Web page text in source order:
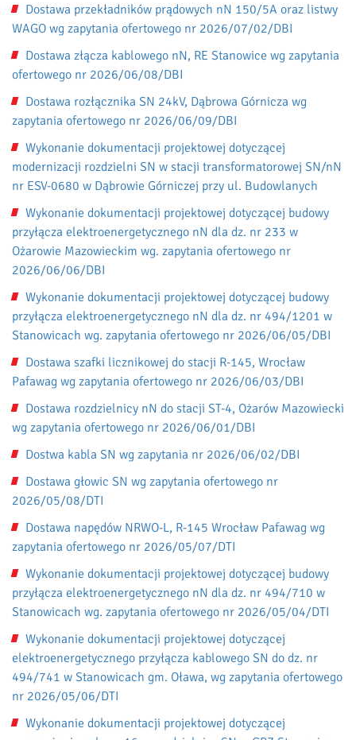
Dostawa przekładników prądowych nN 150/5A oraz listwy
WAGO wg zapytania ofertowego nr 2026/07/02/DBI
Dostawa złącza kablowego nN, RE Stanowice wg zapytania
ofertowego nr 2026/06/08/DBI
Dostawa rozłącznika SN 24kV, Dąbrowa Górnicza wg
zapytania ofertowego nr 2026/06/09/DBI
Wykonanie dokumentacji projektowej dotyczącej
modernizacji rozdzielni SN w stacji transformatorowej SN/nN
nr ESV-0680 w Dąbrowie Górniczej przy ul. Budowlanych
Wykonanie dokumentacji projektowej dotyczącej budowy
przyłącza elektroenergetycznego nN dla dz. nr 233 w
Ożarowie Mazowieckim wg. zapytania ofertowego nr
2026/06/06/DBI
Wykonanie dokumentacji projektowej dotyczącej budowy
przyłącza elektroenergetycznego nN dla dz. nr 494/1201 w
Stanowicach wg. zapytania ofertowego nr 2026/06/05/DBI
Dostawa szafki licznikowej do stacji R-145, Wrocław
Pafawag wg zapytania ofertowego nr 2026/06/03/DBI
Dostawa rozdzielnicy nN do stacji ST-4, Ożarów Mazowiecki
wg zapytania ofertowego nr 2026/06/01/DBI
Dostwa kabla SN wg zapytania nr 2026/06/02/DBI
Dostawa głowic SN wg zapytania ofertowego nr
2026/05/08/DTI
Dostawa napędów NRWO-L, R-145 Wrocław Pafawag wg
zapytania ofertowego nr 2026/05/07/DTI
Wykonanie dokumentacji projektowej dotyczącej budowy
przyłącza elektroenergetycznego nN dla dz. nr 494/710 w
Stanowicach wg. zapytania ofertowego nr 2026/05/04/DTI
Wykonanie dokumentacji projektowej dotyczącej
elektroenergetycznego przyłącza kablowego SN do dz. nr
494/741 w Stanowicach gm. Oława, wg zapytania ofertowego
nr 2026/05/06/DTI
Wykonanie dokumentacji projektowej dotyczącej